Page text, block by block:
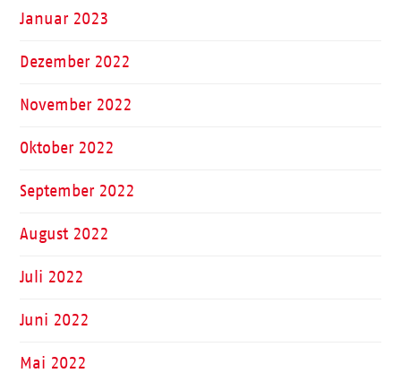
Januar 2023
Dezember 2022
November 2022
Oktober 2022
September 2022
August 2022
Juli 2022
Juni 2022
Mai 2022